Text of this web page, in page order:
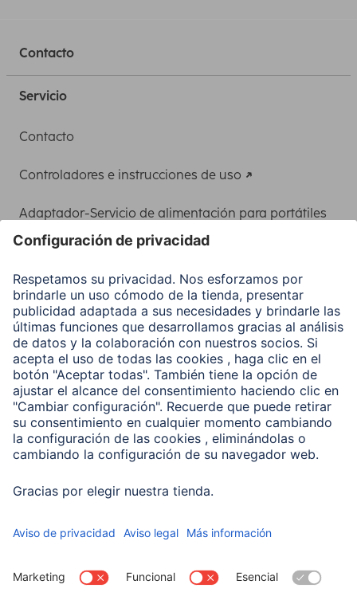
Contacto
Servicio
Contacto
Controladores e instrucciones de uso
Adaptador-Servicio de alimentación para portátiles
Clientes online
Conviértete en distribuidor
Compañía
Historia de la empresa
Hama en todo el Mundo
Sostenibilidad
Business-Portal